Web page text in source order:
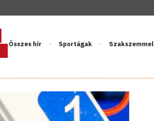
Összes hír Sportágak Szakszemmel